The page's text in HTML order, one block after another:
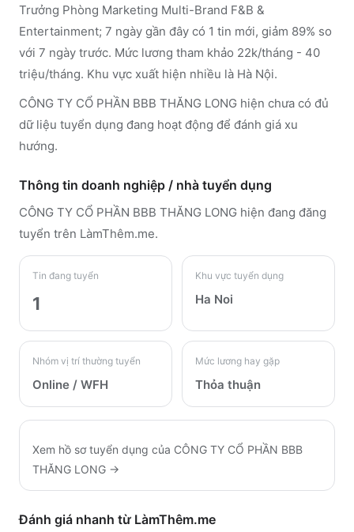
Trưởng Phòng Marketing Multi-Brand F&B &
Entertainment; 7 ngày gần đây có 1 tin mới, giảm 89% so
với 7 ngày trước. Mức lương tham khảo 22k/tháng - 40
triệu/tháng. Khu vực xuất hiện nhiều là Hà Nội.
CÔNG TY CỔ PHẦN BBB THĂNG LONG hiện chưa có đủ
dữ liệu tuyển dụng đang hoạt động để đánh giá xu
hướng.
Thông tin doanh nghiệp / nhà tuyển dụng
CÔNG TY CỔ PHẦN BBB THĂNG LONG hiện đang đăng
tuyển trên LàmThêm.me.
Tin đang tuyển
1
Khu vực tuyển dụng
Ha Noi
Nhóm vị trí thường tuyển
Online / WFH
Mức lương hay gặp
Thỏa thuận
Xem hồ sơ tuyển dụng của CÔNG TY CỔ PHẦN BBB
THĂNG LONG →
Đánh giá nhanh từ LàmThêm.me